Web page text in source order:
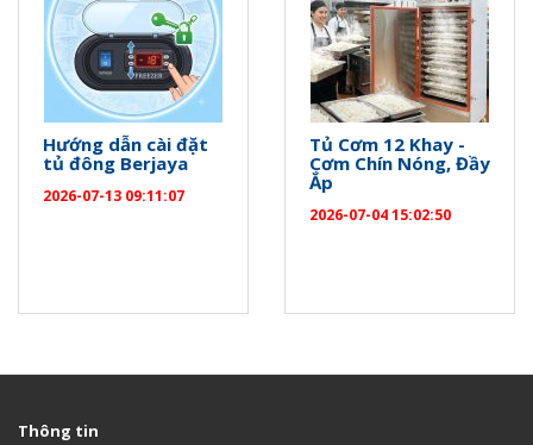
Hướng dẫn cài đặt
tủ đông Berjaya
2026-07-13 09:11:07
Tủ Cơm 12 Khay -
Cơm Chín Nóng, Đầy
Ắp
2026-07-04 15:02:50
Thông tin